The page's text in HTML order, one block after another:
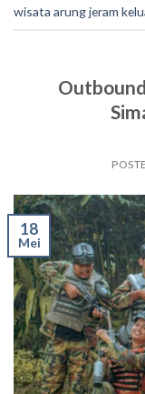
wisata arung jeram
18
Mei